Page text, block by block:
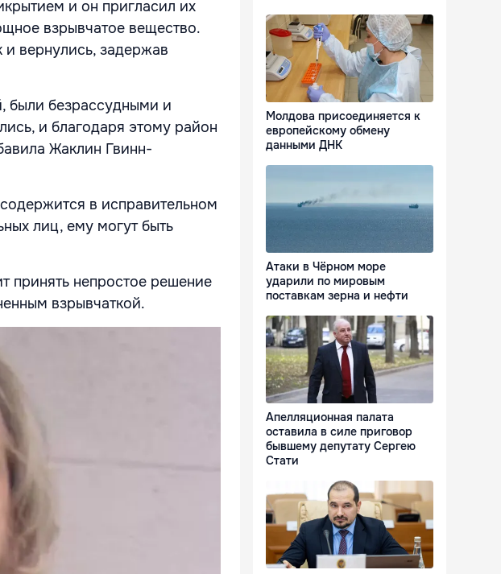
и он пригласил их
взрывчатое вещество.
вернулись, задержав
были безрассудными и
и благодаря этому район
Жаклин Гвинн-
в исправительном
лиц, ему могут быть
принять непростое решение
взрывчаткой.
Молдова присоединяется к
европейскому обмену
данными ДНК
Атаки в Чёрном море
ударили по мировым
поставкам зерна и нефти
Апелляционная палата
оставила в силе приговор
бывшему депутату Сергею
Стати